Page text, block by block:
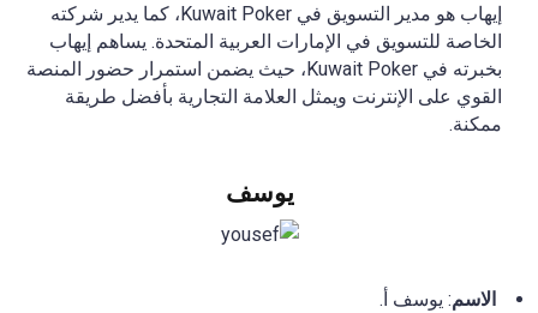
إيهاب هو مدير التسويق في Kuwait Poker، كما يدير شركته
الخاصة للتسويق في الإمارات العربية المتحدة. يساهم إيهاب
بخبرته في Kuwait Poker، حيث يضمن استمرار حضور المنصة
القوي على الإنترنت ويمثل العلامة التجارية بأفضل طريقة
ممكنة.
يوسف
الاسم: يوسف أ.